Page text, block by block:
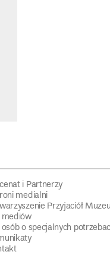
i Partnerzy
medialni
Przyjaciół
o specjalnych